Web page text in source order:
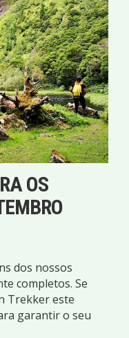
OS
dos nossos
completos. Se
Trekker este
garantir o seu